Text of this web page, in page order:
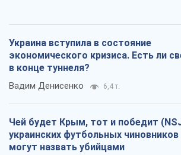
Украина вступила в состояние
экономического кризиса. Есть ли
в конце туннеля?
Вадим Денисенко 6,4 т.
Чей будет Крым, тот и победит
украинских футбольных чиновников
могут назвать убийцами